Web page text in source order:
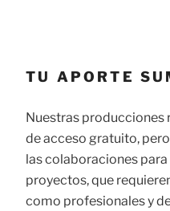
TU APORTE
Nuestras producciones
de acceso gratuito,
las colaboraciones
proyectos, que
como profesionales y